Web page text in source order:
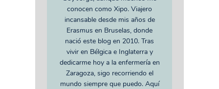
conocen como Xipo. Viajero
incansable desde mis años de
Erasmus en Bruselas, donde
nació este blog en 2010. Tras
vivir en Bélgica e Inglaterra y
dedicarme hoy a la enfermería en
Zaragoza, sigo recorriendo el
mundo siempre que puedo. Aquí